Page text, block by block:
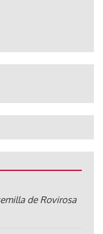
de Rovirosa